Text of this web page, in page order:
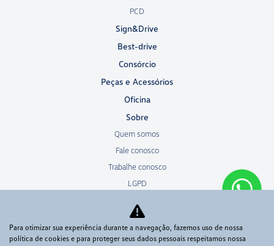
PCD
Sign&Drive
Best-drive
Consórcio
Peças e Acessórios
Oficina
Sobre
Quem somos
Fale conosco
Trabalhe conosco
LGPD
Volkswagen Service
Para otimizar sua experiência durante a navegação, fazemos uso de nossa
política de cookies e para proteger seus dados pessoais respeitamos nossa